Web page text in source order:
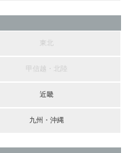
東北
甲信越・北陸
近畿
九州・沖縄